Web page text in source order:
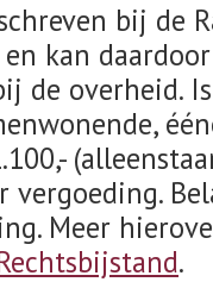
bij de
kan
de overheid.
vergoeding.
Meer
.